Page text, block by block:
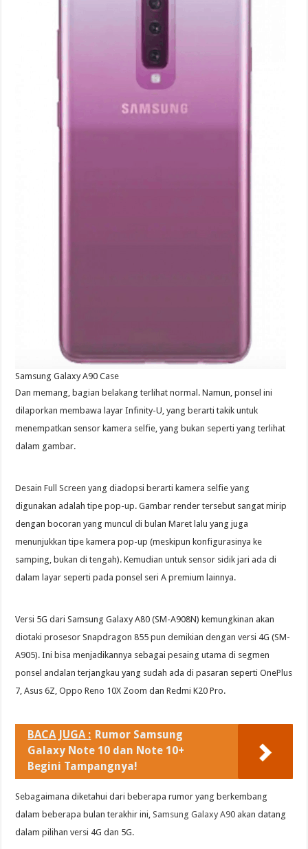
Samsung Galaxy A90 Case
Dan memang, bagian belakang terlihat normal. Namun, ponsel ini
dilaporkan membawa layar Infinity-U, yang berarti takik untuk
menempatkan sensor kamera selfie, yang bukan seperti yang terlihat
dalam gambar.
Desain Full Screen yang diadopsi berarti kamera selfie yang
digunakan adalah tipe pop-up. Gambar render tersebut sangat mirip
dengan bocoran yang muncul di bulan Maret lalu yang juga
menunjukkan tipe kamera pop-up (meskipun konfigurasinya ke
samping, bukan di tengah). Kemudian untuk sensor sidik jari ada di
dalam layar seperti pada ponsel seri A premium lainnya.
Versi 5G dari Samsung Galaxy A80 (SM-A908N) kemungkinan akan
diotaki prosesor Snapdragon 855 pun demikian dengan versi 4G (SM-
A905). Ini bisa menjadikannya sebagai pesaing utama di segmen
ponsel andalan terjangkau yang sudah ada di pasaran seperti OnePlus
7, Asus 6Z, Oppo Reno 10X Zoom dan Redmi K20 Pro.
BACA JUGA : Rumor Samsung
Galaxy Note 10 dan Note 10+
Begini Tampangnya!
Sebagaimana diketahui dari beberapa rumor yang berkembang
dalam beberapa bulan terakhir ini,Samsung Galaxy A90 akan datang
dalam pilihan versi 4G dan 5G.